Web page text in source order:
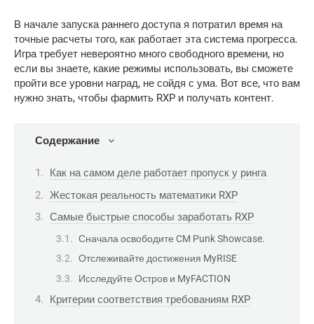
В начале запуска раннего доступа я потратил время на
точные расчеты того, как работает эта система прогресса.
Игра требует невероятно много свободного времени, но
если вы знаете, какие режимы использовать, вы сможете
пройти все уровни наград, не сойдя с ума. Вот все, что вам
нужно знать, чтобы фармить RXP и получать контент.
Содержание
Как на самом деле работает пропуск у ринга
Жестокая реальность математики RXP
Самые быстрые способы заработать RXP
Сначала освободите CM Punk Showcase.
Отслеживайте достижения MyRISE
Исследуйте Остров и MyFACTION
Критерии соответствия требованиям RXP